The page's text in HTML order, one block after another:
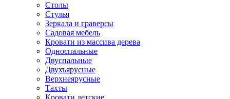
Столы
Стулья
Зеркала и граверсы
Садовая мебель
Кровати из массива дерева
Односпальные
Двуспальные
Двухъярусные
Верхнеярусные
Тахты